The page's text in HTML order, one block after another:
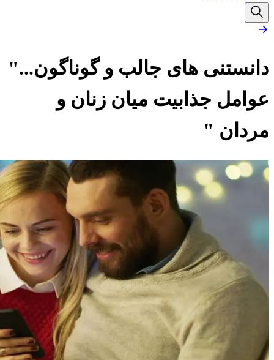
دانستنی های جالب و گوناگون..."
عوامل جذابیت میان زنان و
مردان "